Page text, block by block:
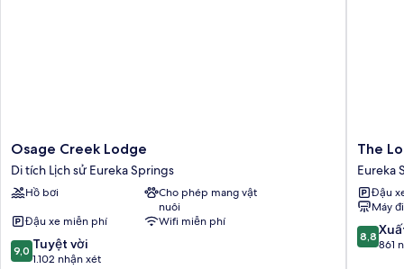
Osage
Creek
Lodge
Di
Lịch
sử
Eureka
Osage Creek Lodge
Di tích Lịch sử Eureka Springs
Hồ bơi
Cho phép mang vật
nuôi
Đậu xe miễn phí
Wifi miễn phí
9.0
trên
9,0 Tuyệt vời
1.102 nhận xét
The
Lodge
Eureka
Springs
The
Eureka
Đậu
Máy
8.8
trên
8,8
861